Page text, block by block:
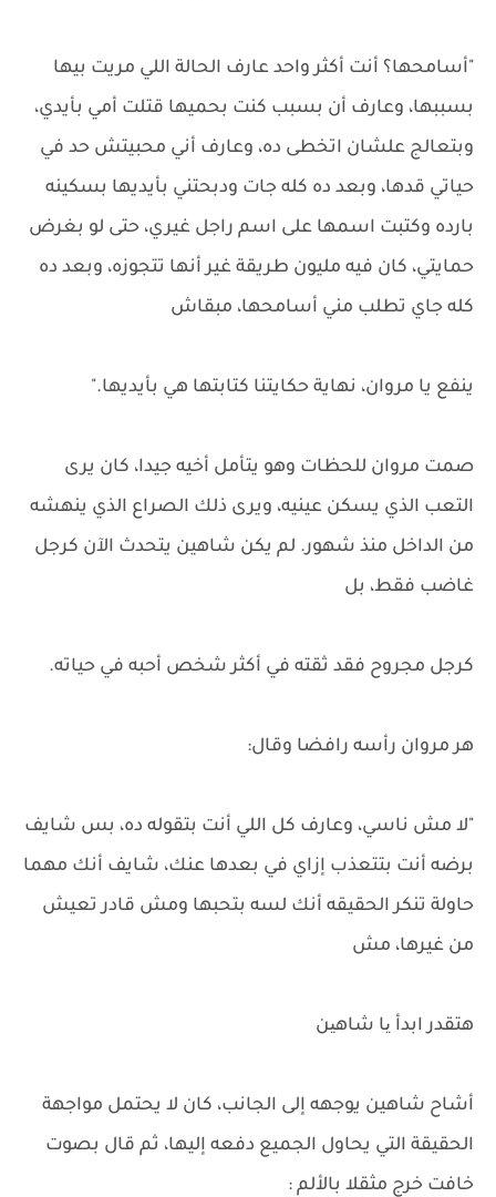
"أسامحها؟ أنت أكثر واحد عارف الحالة اللي مريت بيها
بسببها، وعارف أن بسبب كنت بحميها قتلت أمي بأيدي،
وبتعالج علشان اتخطى ده، وعارف أني محبيتش حد في
حياتي قدها، وبعد ده كله جات ودبحتني بأيديها بسكينه
بارده وكتبت اسمها على اسم راجل غيري، حتى لو بغرض
حمايتي، كان فيه مليون طريقة غير أنها تتجوزه، وبعد ده
كله جاي تطلب مني أسامحها، مبقاش
ينفع يا مروان، نهاية حكايتنا كتابتها هي بأيديها."
صمت مروان للحظات وهو يتأمل أخيه جيدا، كان يرى
التعب الذي يسكن عينيه، ويرى ذلك الصراع الذي ينهشه
من الداخل منذ شهور. لم يكن شاهين يتحدث الآن كرجل
غاضب فقط، بل
كرجل مجروح فقد ثقته في أكثر شخص أحبه في حياته.
هر مروان رأسه رافضا وقال:
"لا مش ناسي، وعارف كل اللي أنت بتقوله ده، بس شايف
برضه أنت بتتعذب إزاي في بعدها عنك، شايف أنك مهما
حاولة تنكر الحقيقه أنك لسه بتحبها ومش قادر تعيش
من غيرها، مش
هتقدر ابدأ یا شاهین
أشاح شاهين يوجهه إلى الجانب، كان لا يحتمل مواجهة
الحقيقة التي يحاول الجميع دفعه إليها، ثم قال بصوت
خافت خرج مثقلا بالألم :